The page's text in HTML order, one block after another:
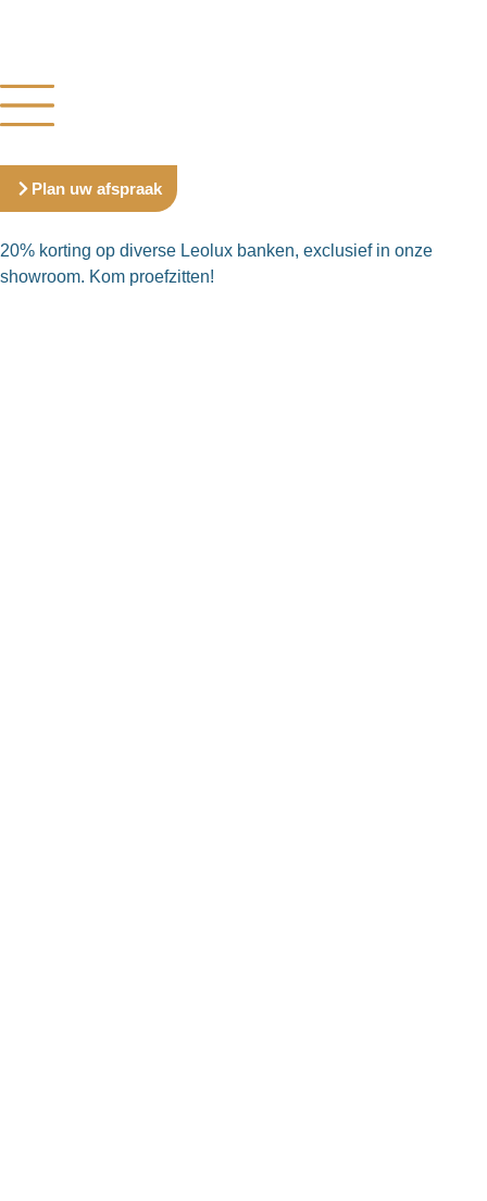
Plan uw afspraak
20% korting op diverse Leolux banken, exclusief in onze
showroom. Kom proefzitten!